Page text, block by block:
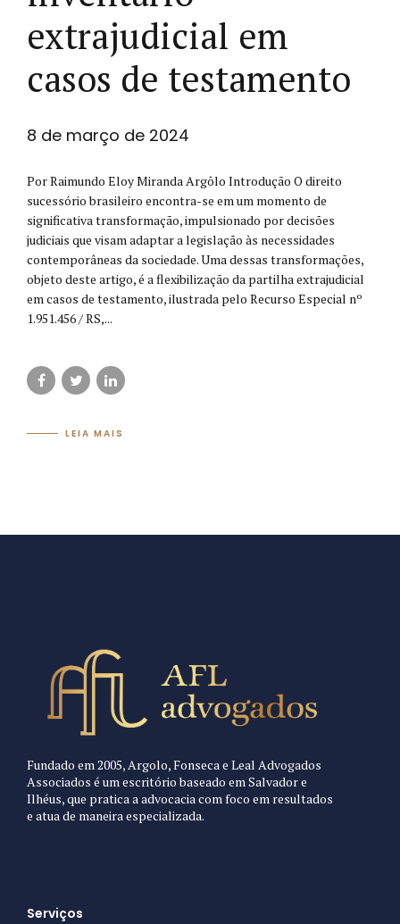
extrajudicial em
casos de testamento
8 de março de 2024
Por Raimundo Eloy Miranda Argôlo Introdução O direito
sucessório brasileiro encontra-se em um momento de
significativa transformação, impulsionado por decisões
judiciais que visam adaptar a legislação às necessidades
contemporâneas da sociedade. Uma dessas transformações,
objeto deste artigo, é a flexibilização da partilha extrajudicial
em casos de testamento, ilustrada pelo Recurso Especial nº
1.951.456 / RS,...
LEIA MAIS
Fundado em 2005, Argolo, Fonseca e Leal Advogados
Associados é um escritório baseado em Salvador e
Ilhéus, que pratica a advocacia com foco em resultados
e atua de maneira especializada.
Serviços